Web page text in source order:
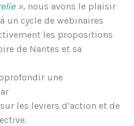
», nous avons le plaisir
un cycle de webinaires
les propositions
de Nantes et sa
une
les leviers d’action et de